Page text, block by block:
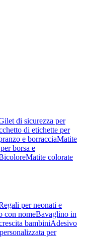
di sicurezza per
di etichette per
e borracciaMatite
borsa e
Matite colorate
per neonati e
con nomeBavaglino in
bambiniAdesivo
per